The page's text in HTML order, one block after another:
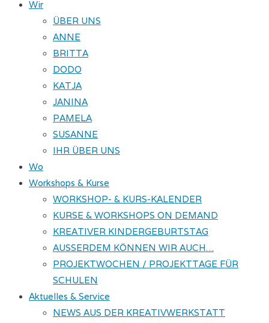
Wir
ÜBER UNS
ANNE
BRITTA
DODO
KATJA
JANINA
PAMELA
SUSANNE
IHR ÜBER UNS
Wo
Workshops & Kurse
WORKSHOP- & KURS-KALENDER
KURSE & WORKSHOPS ON DEMAND
KREATIVER KINDERGEBURTSTAG
AUSSERDEM KÖNNEN WIR AUCH…
PROJEKTWOCHEN / PROJEKTTAGE FÜR
SCHULEN
Aktuelles & Service
NEWS AUS DER KREATIVWERKSTATT